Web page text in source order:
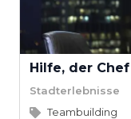
Hilfe, der
Stadterlebnisse
Teambuilding